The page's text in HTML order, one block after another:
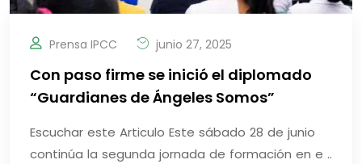
Prensa IPCC junio 27, 2025
Con paso firme se inició el diplomado
“Guardianes de Ángeles Somos”
Escuchar este Articulo Este sábado 28 de junio
continúa la segunda jornada de formación en e ..